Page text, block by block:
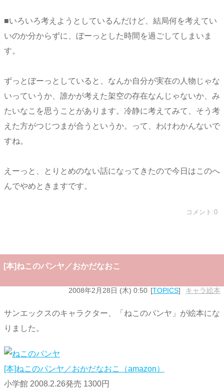
■いろいろ考えようとしているんだけど、結局何を考えてい
いのか分からずに、ぼーっとした時間を過ごしてしまいま
す。
ずっとぼーっとしていると、なんか自分が実在の人物じゃな
いっていうか、誰かが考えた架空の存在なんじゃないか、み
たいなこを思うことがあります。冷静に考えてみて、そう考
えた方がつじつまが合うというか。って、わけわかんないで
すね。
えーっと、とりとめのない話になってきたので今日はこのへ
んでやめときますです。
コメント:0
[本]ねこのパンヤ／おかだなおこ
2008年2月28日 (木) 0:50 TOPICS キャラ絵本
サンエックスのキャラクター、「ねこのパンヤ」が絵本にな
りました。
[本]ねこのパンヤ／おかだなおこ（amazon）
小学館 2008.2.26発売 1300円